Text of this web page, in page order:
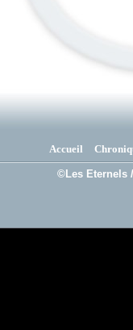
Accueil
©Les Eternels